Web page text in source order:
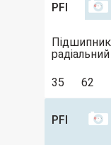
PFI
радіальний
35 62
PFI